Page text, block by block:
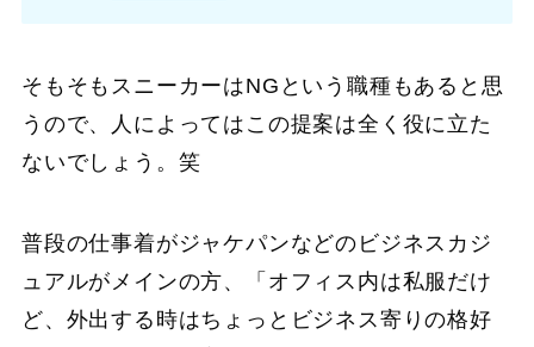
そもそもスニーカーはNGという職種もあると思
うので、人によってはこの提案は全く役に立た
ないでしょう。笑
普段の仕事着がジャケパンなどのビジネスカジ
ュアルがメインの方、「オフィス内は私服だけ
ど、外出する時はちょっとビジネス寄りの格好